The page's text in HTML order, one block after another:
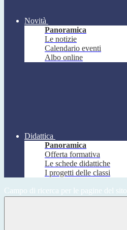
Novità
Panoramica
Le notizie
Calendario eventi
Albo online
Didattica
Panoramica
Offerta formativa
Le schede didattiche
I progetti delle classi
Campo di ricerca per le pagine del sito